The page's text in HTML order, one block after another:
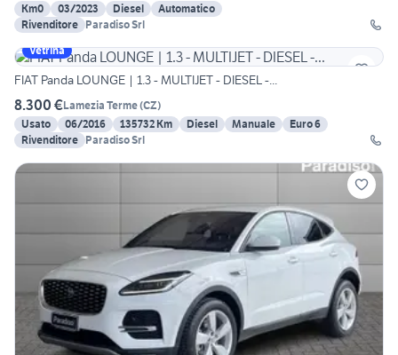
Km0
03/2023 Diesel
Automatico
Rivenditore Paradiso Srl
Vetrina
FIAT Panda LOUNGE | 1.3 - MULTIJET - DIESEL -...
8.300 €Lamezia Terme(CZ)
Usato
06/2016 135732 Km Diesel Manuale
Euro 6
Rivenditore Paradiso Srl